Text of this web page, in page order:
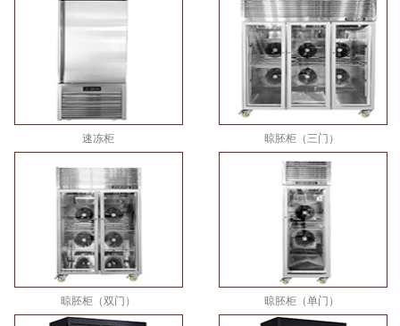
速冻柜 晾胚柜（三门）
晾胚柜（双门） 晾胚柜（单门）